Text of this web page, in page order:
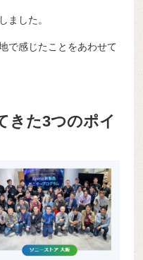
ました。
で感じたことをあわせて
きた3つのポイ